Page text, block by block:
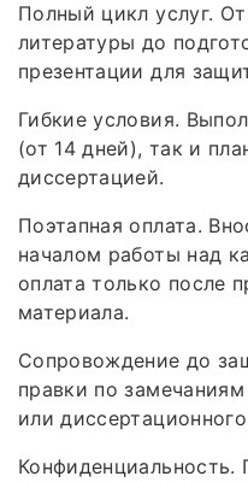
Полный цикл услуг.
литературы до
презентации для
Гибкие условия.
(от 14 дней), так и
диссертацией.
Поэтапная оплата.
началом работы над
оплата только после
материала.
Сопровождение до
правки по
или
Конфиденциальность.